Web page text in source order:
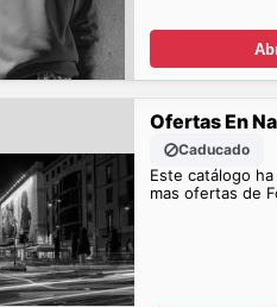
Ofertas En
Caducado
Este catálogo
mas ofertas de